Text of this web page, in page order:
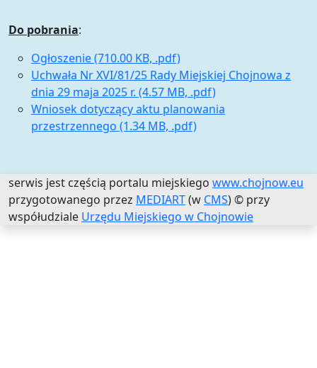
Do pobrania:
Ogłoszenie (710.00 KB, .pdf)
Uchwała Nr XVI/81/25 Rady Miejskiej Chojnowa z
dnia 29 maja 2025 r. (4.57 MB, .pdf)
Wniosek dotyczący aktu planowania
przestrzennego (1.34 MB, .pdf)
serwis jest częścią portalu miejskiego www.chojnow.eu
przygotowanego przez MEDIART(w CMS) © przy
współudziale Urzędu Miejskiego w Chojnowie